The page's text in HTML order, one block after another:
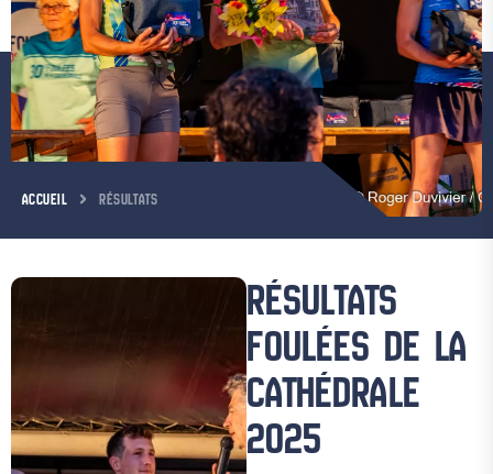
ACCUEIL RÉSULTATS
RÉSULTATS
FOULÉES DE LA
CATHÉDRALE
2025